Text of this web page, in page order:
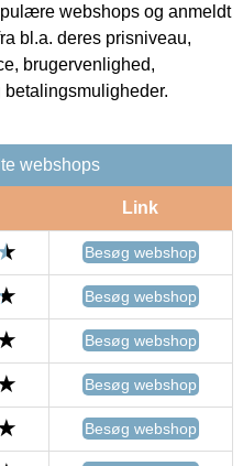
webshops og anmeldt
bl.a. deres prisniveau,
brugervenlighed,
betalingsmuligheder.
webshops
Link
Besøg webshop
Besøg webshop
Besøg webshop
Besøg webshop
Besøg webshop